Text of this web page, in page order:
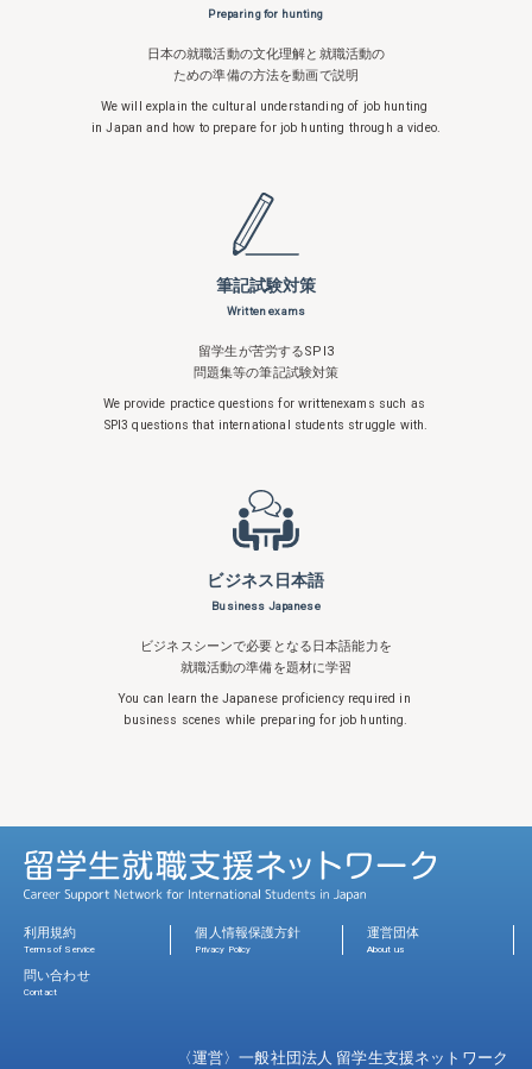
Preparing for hunting
日本の就職活動の文化理解と就職活動の
ための準備の方法を動画で説明
We will explain the cultural understandingof job hunting
in Japan and how to prepare for job hunting through a video.
筆記試験対策
Written exams
留学生が苦労するSPI3
問題集等の筆記試験対策
We provide practice questions for writtenexams such as
SPI3 questions that international students struggle with.
ビジネス日本語
Business Japanese
ビジネスシーンで必要となる日本語能力を
就職活動の準備を題材に学習
You can learn the Japanese proficiency required in
business scenes while preparing for job hunting.
利用規約
Terms of Service
個人情報保護方針
Privacy Policy
運営団体
About us
問い合わせ
Contact
〈運営〉一般社団法人 留学生支援ネットワーク